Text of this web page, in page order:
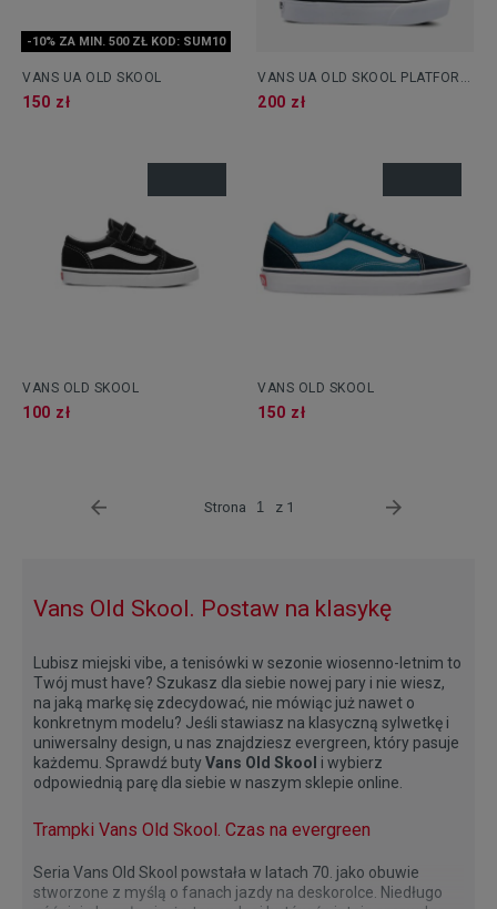
-10% ZA MIN. 500 ZŁ KOD: SUM10
VANS UA OLD SKOOL
150 zł
VANS UA OLD SKOOL PLATFORM
OLD SKOOL
200 zł
VANS OLD SKOOL
100 zł
VANS OLD SKOOL
150 zł
Strona z 1
Vans Old Skool. Postaw na klasykę
Lubisz miejski vibe, a tenisówki w sezonie wiosenno-letnim to
Twój must have? Szukasz dla siebie nowej pary i nie wiesz,
na jaką markę się zdecydować, nie mówiąc już nawet o
konkretnym modelu? Jeśli stawiasz na klasyczną sylwetkę i
uniwersalny design, u nas znajdziesz evergreen, który pasuje
każdemu. Sprawdź butyVans Old Skool i wybierz
odpowiednią parę dla siebie w naszym sklepie online.
Trampki Vans Old Skool. Czas na evergreen
Seria Vans Old Skool powstała w latach 70. jako obuwie
stworzone z myślą o fanach jazdy na deskorolce. Niedługo